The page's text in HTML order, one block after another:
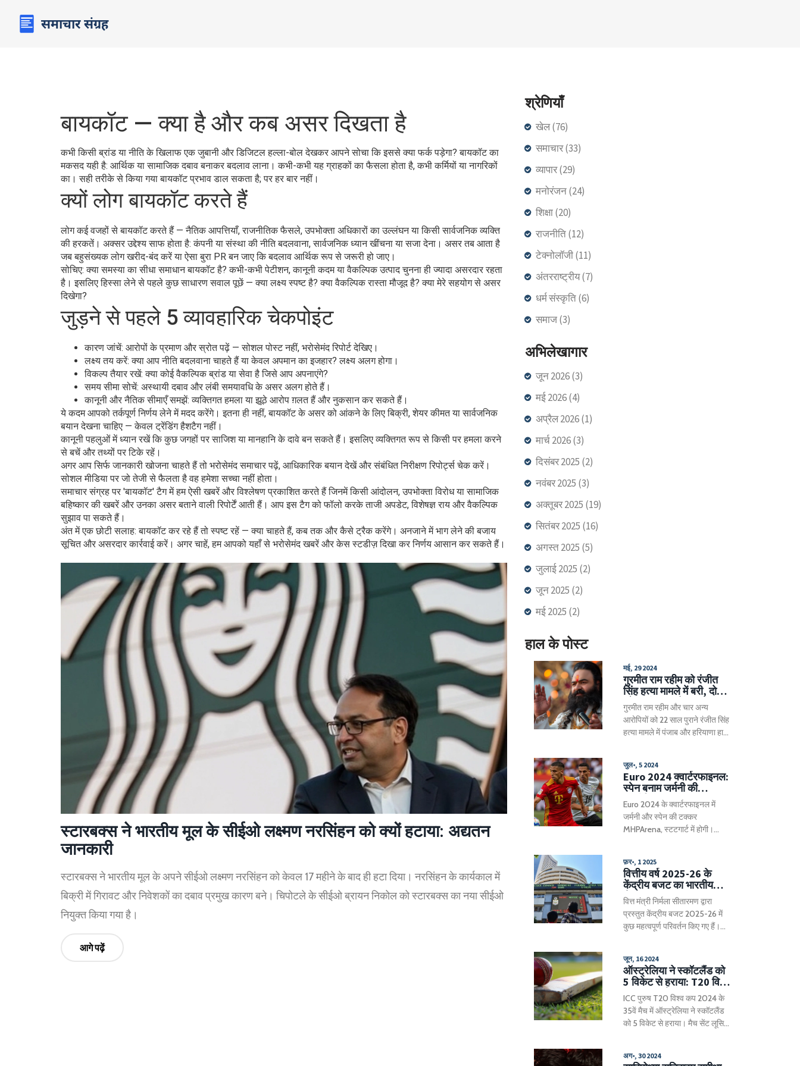
बायकॉट — क्या है और कब असर दिखता है
कभी किसी ब्रांड या नीति के खिलाफ एक जुबानी और डिजिटल हल्ला-बोल देखकर आपने सोचा कि इससे क्या फर्क पड़ेगा? बायकॉट का
मकसद यही है: आर्थिक या सामाजिक दबाव बनाकर बदलाव लाना। कभी-कभी यह ग्राहकों का फैसला होता है, कभी कर्मियों या नागरिकों
का। सही तरीके से किया गया बायकॉट प्रभाव डाल सकता है; पर हर बार नहीं।
क्यों लोग बायकॉट करते हैं
लोग कई वजहों से बायकॉट करते हैं — नैतिक आपत्तियाँ, राजनीतिक फैसले, उपभोक्ता अधिकारों का उल्लंघन या किसी सार्वजनिक व्यक्ति
की हरकतें। अक्सर उद्देश्य साफ होता है: कंपनी या संस्था की नीति बदलवाना, सार्वजनिक ध्यान खींचना या सजा देना। असर तब आता है
जब बहुसंख्यक लोग खरीद-बंद करें या ऐसा बुरा PR बन जाए कि बदलाव आर्थिक रूप से जरूरी हो जाए।
सोचिए: क्या समस्या का सीधा समाधान बायकॉट है? कभी-कभी पेटीशन, कानूनी कदम या वैकल्पिक उत्पाद चुनना ही ज्यादा असरदार रहता
है। इसलिए हिस्सा लेने से पहले कुछ साधारण सवाल पूछें — क्या लक्ष्य स्पष्ट है? क्या वैकल्पिक रास्ता मौजूद है? क्या मेरे सहयोग से असर
दिखेगा?
जुड़ने से पहले 5 व्यावहारिक चेकपोइंट
कारण जांचें: आरोपों के प्रमाण और स्रोत पढ़ें — सोशल पोस्ट नहीं, भरोसेमंद रिपोर्ट देखिए।
लक्ष्य तय करें: क्या आप नीति बदलवाना चाहते हैं या केवल अपमान का इजहार? लक्ष्य अलग होगा।
विकल्प तैयार रखें: क्या कोई वैकल्पिक ब्रांड या सेवा है जिसे आप अपनाएंगे?
समय सीमा सोचें: अस्थायी दबाव और लंबी समयावधि के असर अलग होते हैं।
कानूनी और नैतिक सीमाएँ समझें: व्यक्तिगत हमला या झूठे आरोप ग़लत हैं और नुकसान कर सकते हैं।
ये कदम आपको तर्कपूर्ण निर्णय लेने में मदद करेंगे। इतना ही नहीं, बायकॉट के असर को आंकने के लिए बिक्री, शेयर कीमत या सार्वजनिक
बयान देखना चाहिए — केवल ट्रेंडिंग हैशटैग नहीं।
कानूनी पहलुओं में ध्यान रखें कि कुछ जगहों पर साजिश या मानहानि के दावे बन सकते हैं। इसलिए व्यक्तिगत रूप से किसी पर हमला करने
से बचें और तथ्यों पर टिके रहें।
अगर आप सिर्फ जानकारी खोजना चाहते हैं तो भरोसेमंद समाचार पढ़ें, आधिकारिक बयान देखें और संबंधित निरीक्षण रिपोर्ट्स चेक करें।
सोशल मीडिया पर जो तेजी से फैलता है वह हमेशा सच्चा नहीं होता।
समाचार संग्रह पर 'बायकॉट' टैग में हम ऐसी खबरें और विश्लेषण प्रकाशित करते हैं जिनमें किसी आंदोलन, उपभोक्ता विरोध या सामाजिक
बहिष्कार की खबरें और उनका असर बताने वाली रिपोर्टें आती हैं। आप इस टैग को फॉलो करके ताजी अपडेट, विशेषज्ञ राय और वैकल्पिक
सुझाव पा सकते हैं।
अंत में एक छोटी सलाह: बायकॉट कर रहे हैं तो स्पष्ट रहें — क्या चाहते हैं, कब तक और कैसे ट्रैक करेंगे। अनजाने में भाग लेने की बजाय
सूचित और असरदार कार्रवाई करें। अगर चाहें, हम आपको यहाँ से भरोसेमंद खबरें और केस स्टडीज़ दिखा कर निर्णय आसान कर सकते हैं।
स्टारबक्स ने भारतीय मूल के सीईओ लक्ष्मण नरसिंहन को क्यों हटाया: अद्यतन
जानकारी
स्टारबक्स ने भारतीय मूल के अपने सीईओ लक्ष्मण नरसिंहन को केवल 17 महीने के बाद ही हटा दिया। नरसिंहन के कार्यकाल में
बिक्री में गिरावट और निवेशकों का दबाव प्रमुख कारण बने। चिपोटले के सीईओ ब्रायन निकोल को स्टारबक्स का नया सीईओ
नियुक्त किया गया है।
आगे पढ़ें
श्रेणियाँ
खेल(76)
समाचार(33)
व्यापार(29)
मनोरंजन(24)
शिक्षा(20)
राजनीति(12)
टेक्नोलॉजी(11)
अंतरराष्ट्रीय(7)
धर्म संस्कृति(6)
समाज(3)
अभिलेखागार
जून 2026(3)
मई 2026(4)
अप्रैल 2026(1)
मार्च 2026(3)
दिसंबर 2025 (2)
नवंबर 2025 (3)
अक्तूबर 2025 (19)
सितंबर 2025 (16)
अगस्त 2025 (5)
जुलाई 2025 (2)
जून 2025 (2)
मई 2025 (2)
हाल के पोस्ट
मई, 29 2024
गुरमीत राम रहीम को रंजीत
सिंह हत्या मामले में बरी, दो
और गंभीर मामलों का सामना
गुरमीत राम रहीम और चार अन्य
आरोपियों को 22 साल पुराने रंजीत सिंह
हत्या मामले में पंजाब और हरियाणा हाई
अनुयायियों के बलात्कार के मामले में
सजा काट रहे हैं। इस फैसले से राम
रहीम को बड़ी राहत मिली है। दो और
गंभीर मामलों का सामना कर रहे हैं।
रंजीत सिंह की हत्या का आरोप डेरे के
प्रबंधन से जुड़े एक पत्र को लेकर
जुल॰, 5 2024
Euro 2024 क्वार्टरफाइनल:
स्पेन बनाम जर्मनी की
रणनीतिक जंग
Euro 2024 के क्वार्टरफाइनल में
जर्मनी और स्पेन की टक्कर
MHPArena, स्टटगार्ट में होगी।
बेहतरीन प्रदर्शन किया है। दोनों टीमें
अब तक अजेय बनी हुई हैं और इस मैच
में नियंत्रण के लिए जंग होगी।
फ़र॰, 1 2025
वित्तीय वर्ष 2025-26 के
केंद्रीय बजट का भारतीय
शेयर बाजार पर प्रभाव:
नवीनतम अपडेट
वित्त मंत्री निर्मला सीतारमण द्वारा
प्रस्तुत केंद्रीय बजट 2025-26 में
कुछ महत्वपूर्ण परिवर्तन किए गए हैं।
गई है, जिससे खुदरा निवेशकों को लाभ
होगा। बाजार ने बजट के प्रति मिश्रित
प्रतिक्रिया दी है, जहां बीएसई सेंसेक्स
में मामूली वृद्धि हुई है। निवेशकों और
व्यापारियों के लिए यह बदलाव महत्वपूर्ण
हो सकते हैं।
जून, 16 2024
ऑस्ट्रेलिया ने स्कॉटलैंड को
5 विकेट से हराया: T20 विश्व
कप 2024 में शानदार जीत
ICC पुरुष T20 विश्व कप 2024 के
35वें मैच में ऑस्ट्रेलिया ने स्कॉटलैंड
को 5 विकेट से हराया। मैच सेंट लूसिया
में 180/5 रन बनाये, जबकि
अग॰, 30 2024